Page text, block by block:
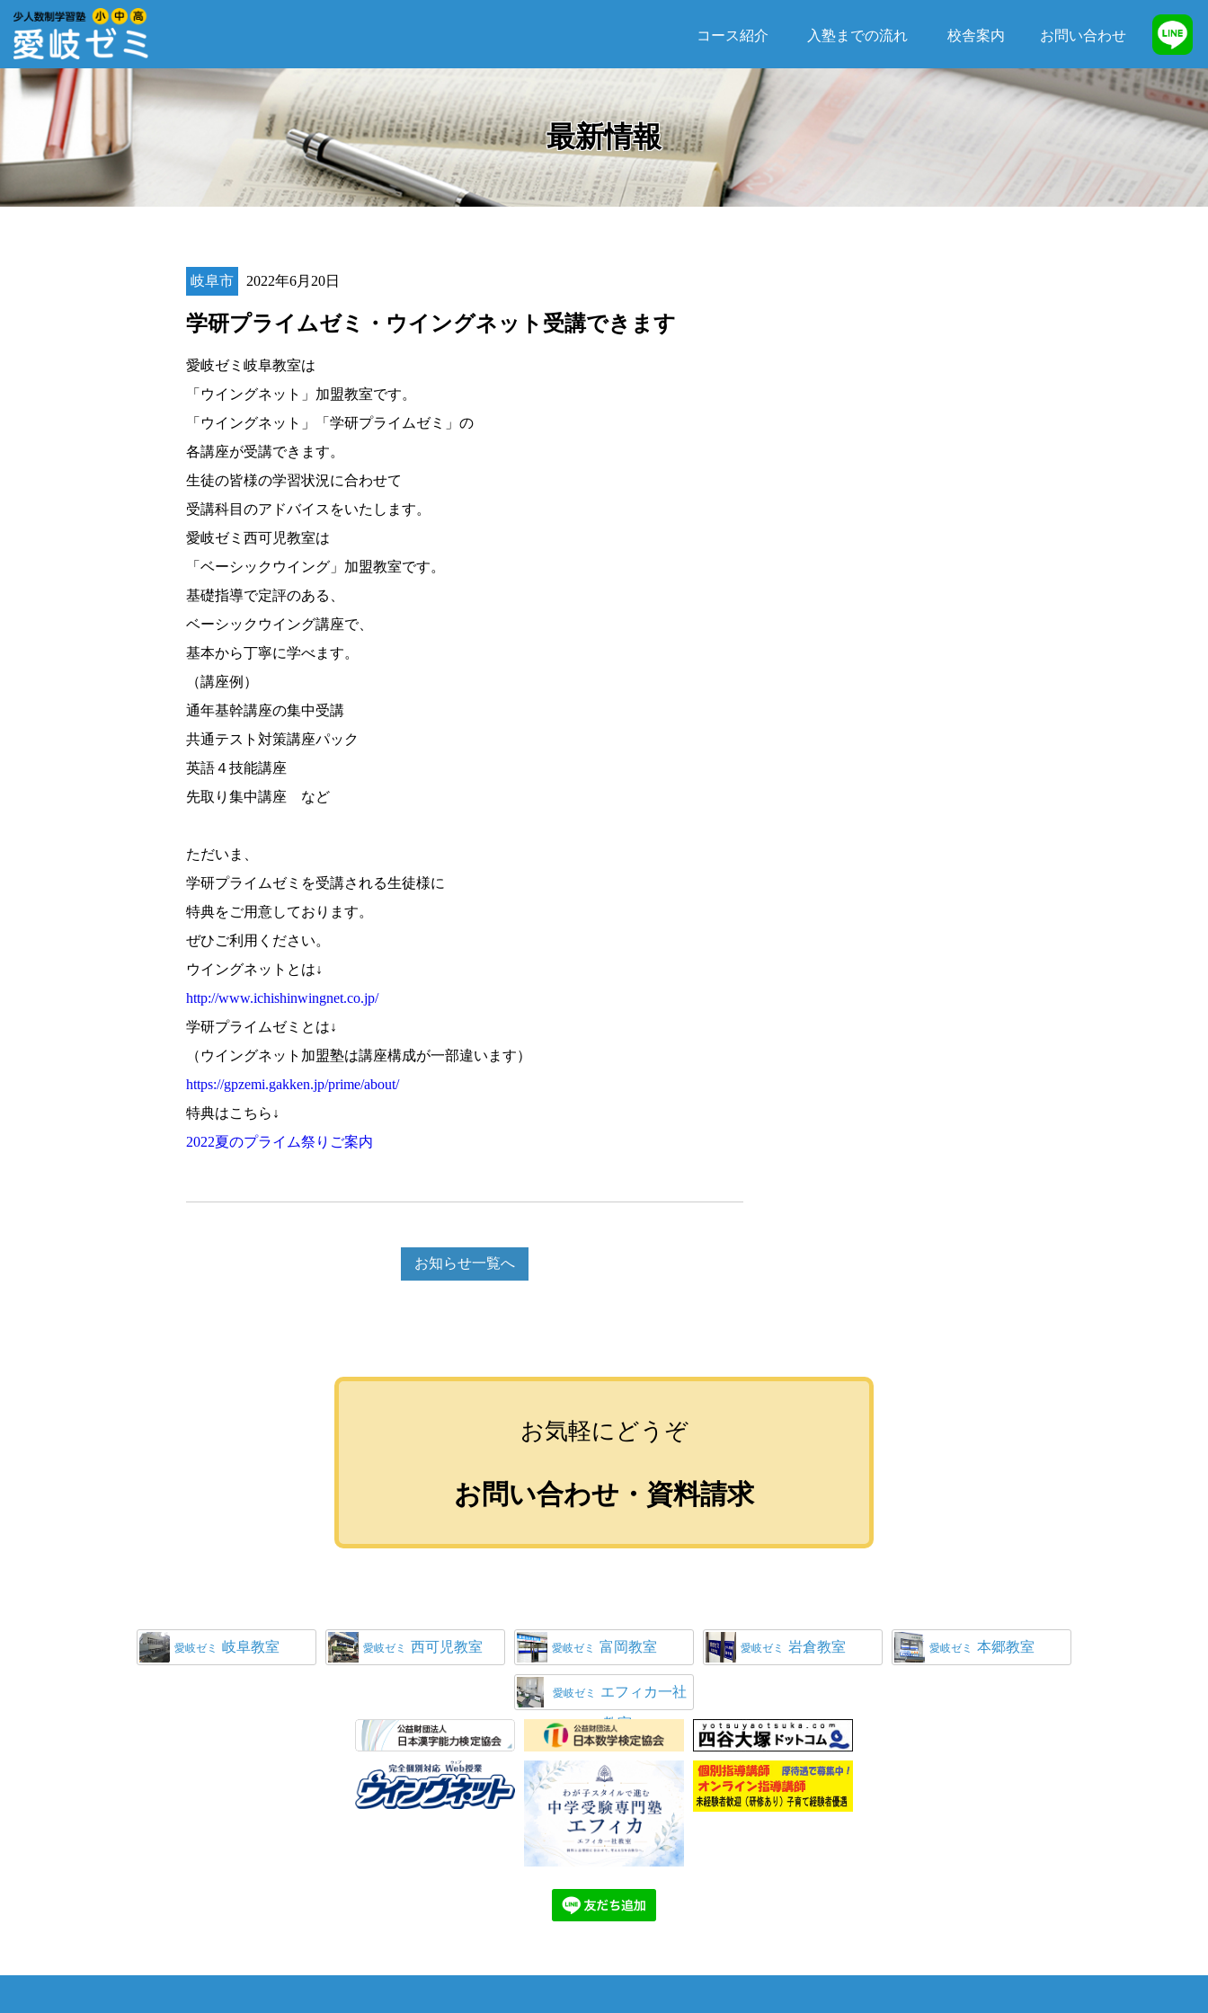
コース紹介 入塾までの流れ 校舎案内 お問い合わせ
最新情報
岐阜市 2022年6月20日
学研プライムゼミ・ウイングネット受講できます
愛岐ゼミ岐阜教室は
「ウイングネット」加盟教室です。
「ウイングネット」「学研プライムゼミ」の
各講座が受講できます。
生徒の皆様の学習状況に合わせて
受講科目のアドバイスをいたします。
愛岐ゼミ西可児教室は
「ベーシックウイング」加盟教室です。
基礎指導で定評のある、
ベーシックウイング講座で、
基本から丁寧に学べます。
（講座例）
通年基幹講座の集中受講
共通テスト対策講座パック
英語４技能講座
先取り集中講座 など
ただいま、
学研プライムゼミを受講される生徒様に
特典をご用意しております。
ぜひご利用ください。
ウイングネットとは↓
http://www.ichishinwingnet.co.jp/
学研プライムゼミとは↓
（ウイングネット加盟塾は講座構成が一部違います）
https://gpzemi.gakken.jp/prime/about/
特典はこちら↓
2022夏のプライム祭りご案内
お知らせ一覧へ
お気軽にどうぞ
お問い合わせ・資料請求
愛岐ゼミ 岐阜教室 愛岐ゼミ 西可児教室 愛岐ゼミ 富岡教室 愛岐ゼミ 岩倉教室 愛岐ゼミ 本郷教室
愛岐ゼミ エフィカ一社
教室